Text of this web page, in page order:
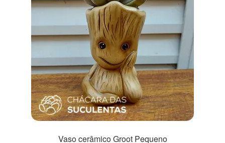
Vaso cerâmico Groot Pequeno